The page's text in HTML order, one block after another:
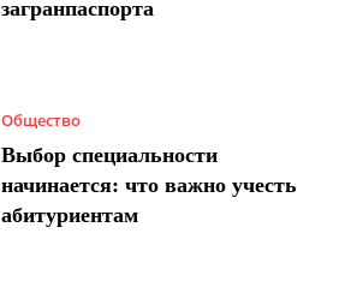
загранпаспорта
Общество
Выбор специальности
начинается: что важно учесть
абитуриентам